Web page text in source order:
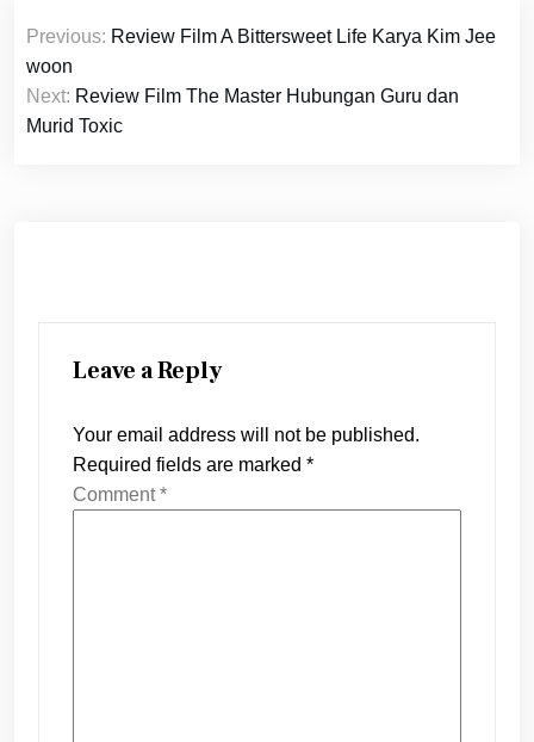
Post
navigation
Previous: Review Film A Bittersweet Life Karya Kim Jee
woon
Next: Review Film The Master Hubungan Guru dan
Murid Toxic
Leave a Reply
Your email address will not be published.
Required fields are marked *
Comment*